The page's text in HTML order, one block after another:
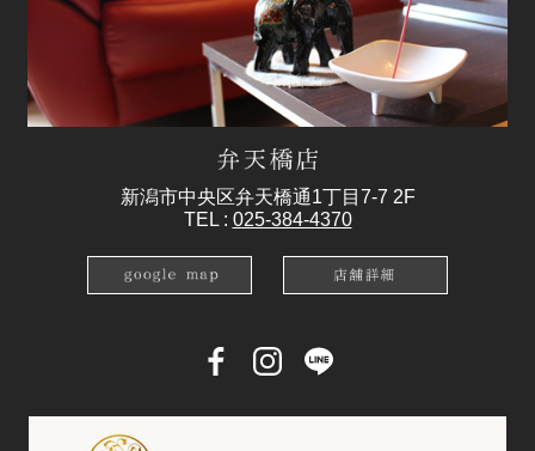
新潟市中央区弁天橋通1丁目7-7 2F
TEL : 025-384-4370